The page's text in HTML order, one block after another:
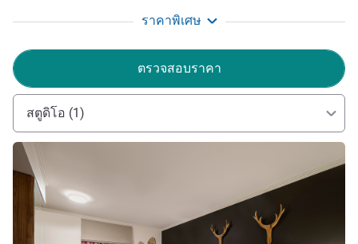
reach out to me directly on
William Work ฝ่ายบริหารโรงแรม
ราคาพิเศษ
ตรวจสอบราคา
สตูดิโอ (1)
ดูรายละเอียด